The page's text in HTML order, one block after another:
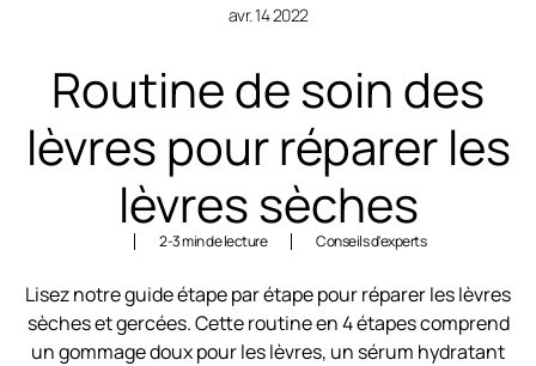
avr. 14 2022
Routine de soin des
lèvres pour réparer les
lèvres sèches
2-3 min de lecture Conseils d'experts
Lisez notre guide étape par étape pour réparer les lèvres
sèches et gercées. Cette routine en 4 étapes comprend
un gommage doux pour les lèvres, un sérum hydratant